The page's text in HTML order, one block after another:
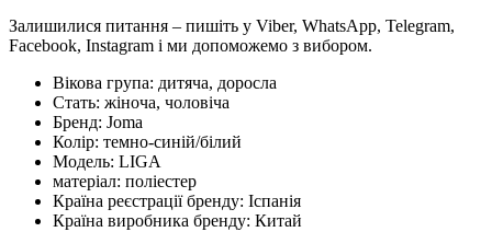
Залишилися питання – пишіть у Viber, WhatsApp, Telegram,
Facebook, Instagram і ми допоможемо з вибором.
Вікова група: дитяча, доросла
Стать: жіноча, чоловіча
Бренд: Joma
Колір: темно-синій/білий
Модель: LIGA
матеріал: поліестер
Країна реєстрації бренду: Іспанія
Країна виробника бренду: Китай